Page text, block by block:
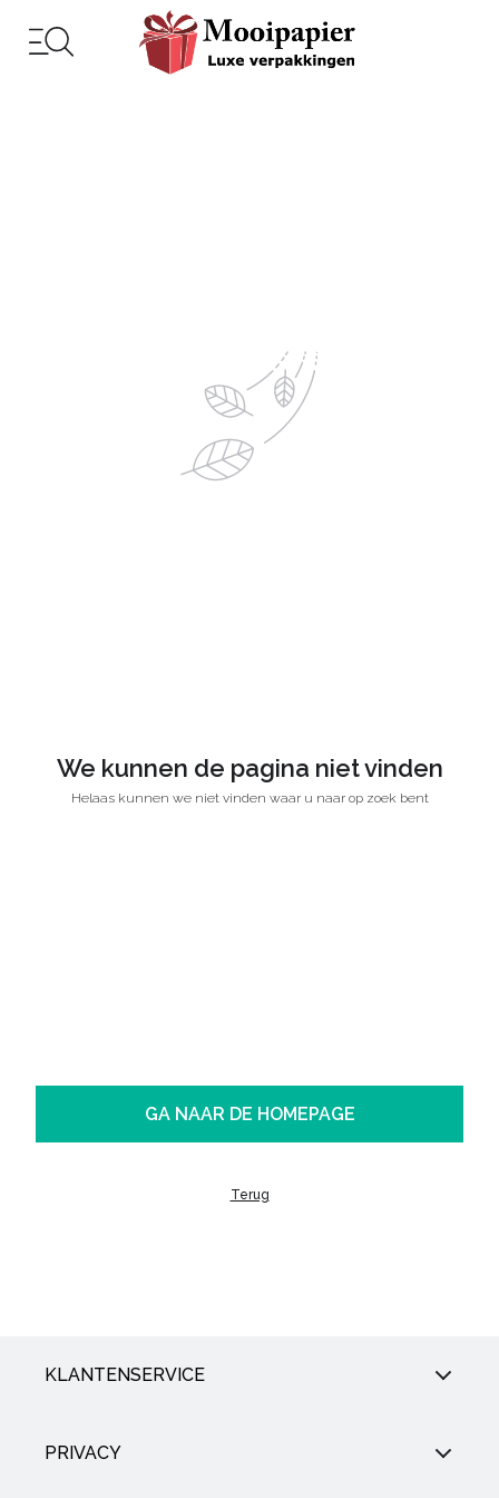
We kunnen de pagina niet vinden
Helaas kunnen we niet vinden waar u naar op zoek bent
GA NAAR DE HOMEPAGE
Terug
KLANTENSERVICE
PRIVACY